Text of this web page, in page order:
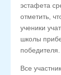
эстафета
отметить,
ученики
школы
победителя.
Все